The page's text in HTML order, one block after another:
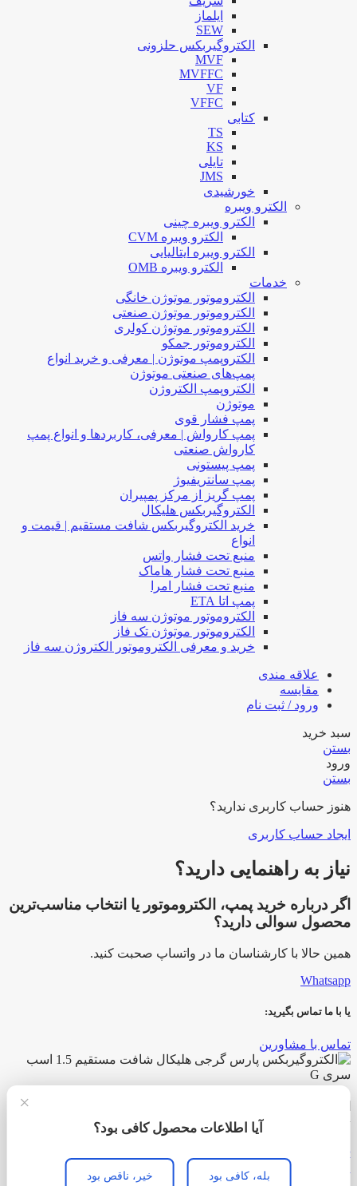
ایلماز
SEW
الکتروگیربکس حلزونی
MVF
MVFFC
VF
VFFC
کتابی
TS
KS
تایلی
JMS
خورشیدی
الکترو ویبره
الکترو ویبره چینی
الکترو ویبره CVM
الکترو ویبره ایتالیایی
الکترو ویبره OMB
خدمات
الکتروموتور موتوژن خانگی
الکتروموتور موتوژن صنعتی
الکتروموتور موتوژن کولری
الکتروموتور جمکو
الکتروپمپ موتوژن | معرفی و خرید انواع
پمپ‌های صنعتی موتوژن
الکتروپمپ الکتروژن
موتوژن
پمپ فشار قوی
پمپ کارواش | معرفی، کاربردها و انواع پمپ
کارواش صنعتی
پمپ پیستونی
پمپ سانتریفیوژ
پمپ گریز از مرکز پمپیران
الکتروگیربکس هلیکال
خرید الکتروگیربکس شافت مستقیم | قیمت و
انواع
منبع تحت فشار واتس
منبع تحت فشار هاماک
منبع تحت فشار امرا
پمپ اتا ETA
الکتروموتور موتوژن سه فاز
الکتروموتور موتوژن تک فاز
خرید و معرفی الکتروموتور الکتروژن سه فاز
علاقه مندی
مقایسه
ورود / ثبت نام
سبد خرید
بستن
ورود
بستن
هنوز حساب کاربری ندارید؟
ایجاد حساب کاربری
نیاز به راهنمایی دارید؟
اگر درباره خرید پمپ، الکتروموتور یا انتخاب مناسب‌ترین
محصول سوالی دارید؟
همین حالا با کارشناسان ما در واتساپ صحبت کنید.
Whatsapp
یا با ما تماس بگیرید:
تماس با مشاورین
الکتروگیربکس پارس گرجی هلیکال شافت مستقیم 1.5 اسب سری
G
Add to compare
افزودن به علاقه مندی
×
آیا اطلاعات محصول کافی بود؟
بله، کافی بود خیر، ناقص بود